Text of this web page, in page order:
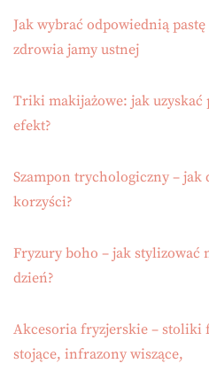
Jak wybrać odpowiednią
zdrowia jamy ustnej
Triki makijażowe: jak uzyskać
efekt?
Szampon trychologiczny – jak
korzyści?
Fryzury boho – jak stylizować
dzień?
Akcesoria fryzjerskie –
stojące, infrazony wiszące,